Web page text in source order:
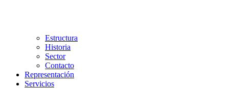
Estructura
Historia
Sector
Contacto
Representación
Servicios